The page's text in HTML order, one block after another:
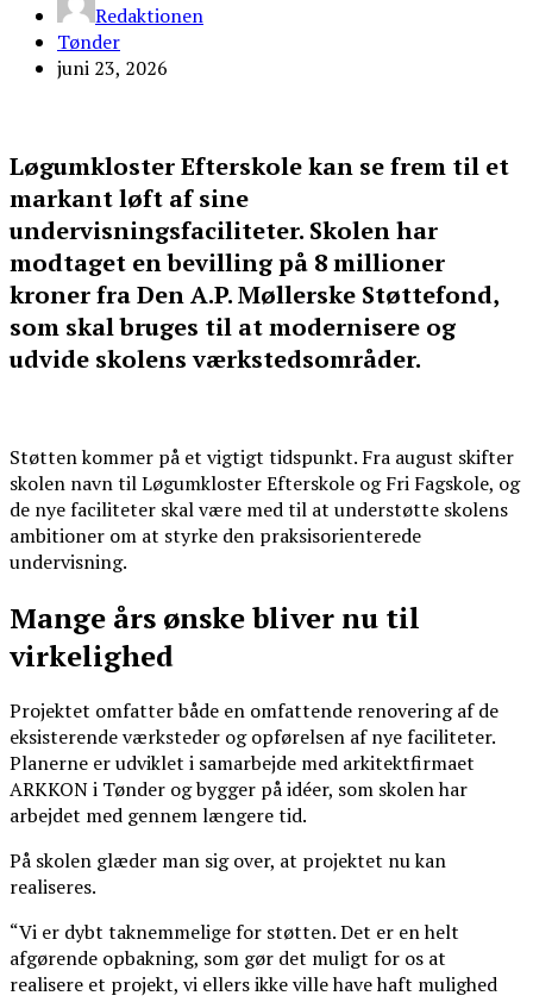
Redaktionen
Tønder
juni 23, 2026
Løgumkloster Efterskole kan se frem til et
markant løft af sine
undervisningsfaciliteter. Skolen har
modtaget en bevilling på 8 millioner
kroner fra Den A.P. Møllerske Støttefond,
som skal bruges til at modernisere og
udvide skolens værkstedsområder.
Støtten kommer på et vigtigt tidspunkt. Fra august skifter
skolen navn til Løgumkloster Efterskole og Fri Fagskole, og
de nye faciliteter skal være med til at understøtte skolens
ambitioner om at styrke den praksisorienterede
undervisning.
Mange års ønske bliver nu til
virkelighed
Projektet omfatter både en omfattende renovering af de
eksisterende værksteder og opførelsen af nye faciliteter.
Planerne er udviklet i samarbejde med arkitektfirmaet
ARKKON i Tønder og bygger på idéer, som skolen har
arbejdet med gennem længere tid.
På skolen glæder man sig over, at projektet nu kan
realiseres.
“Vi er dybt taknemmelige for støtten. Det er en helt
afgørende opbakning, som gør det muligt for os at
realisere et projekt, vi ellers ikke ville have haft mulighed